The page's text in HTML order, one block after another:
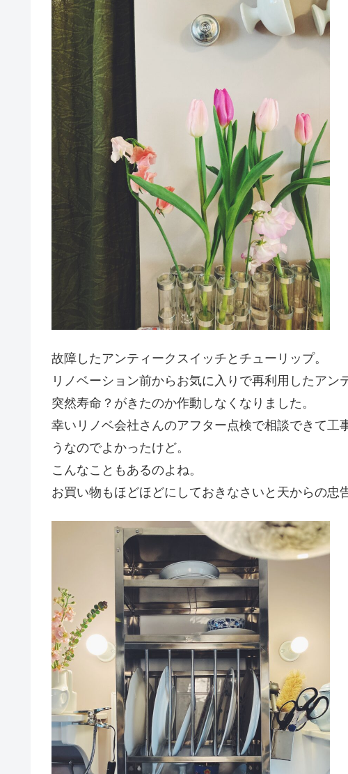
故障したアンティークスイッチとチューリップ。
リノベーション前からお気に入りで再利用したアン
突然寿命？がきたのか作動しなくなりました。
幸いリノベ会社さんのアフター点検で相談できて工
うなのでよかったけど。
こんなこともあるのよね。
お買い物もほどほどにしておきなさいと天からの忠